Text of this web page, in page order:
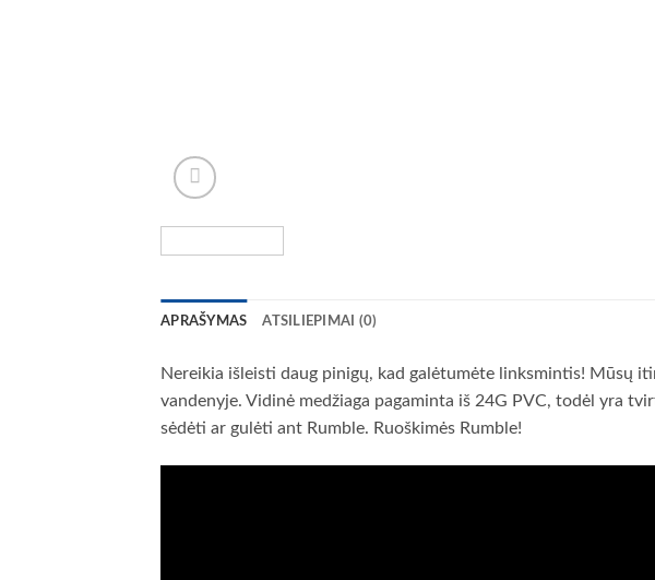
APRAŠYMAS ATSILIEPIMAI (0)
Nereikia išleisti daug pinigų, kad galėtumėte linksmintis! Mūsų
vandenyje. Vidinė medžiaga pagaminta iš 24G PVC, todėl yra
sėdėti ar gulėti ant Rumble. Ruoškimės Rumble!